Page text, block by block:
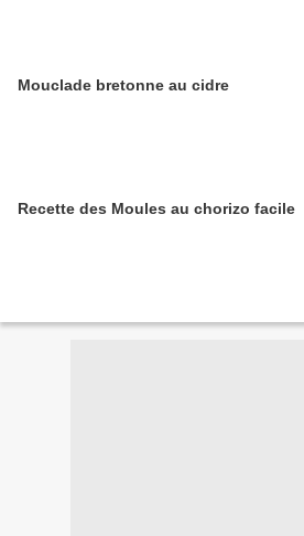
Mouclade bretonne au cidre
Recette des Moules au chorizo facile